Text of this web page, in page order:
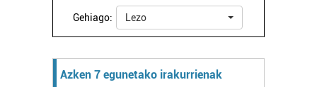
Gehiago: Lezo
Azken 7 egunetako irakurrienak